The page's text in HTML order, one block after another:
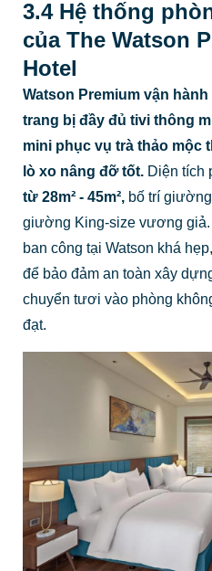
3.4 Hệ thống
của The Watson
Hotel
Watson Premium vận
trang bị đầy đủ tivi thông
mini phục vụ trà thảo mộc
lò xo nâng đỡ tốt.Diện tích
từ 28m² - 45m²,bố trí giường
giường King-size vương
ban công tại Watson khá
để bảo đảm an toàn xây
chuyển tươi vào phòng
đạt.